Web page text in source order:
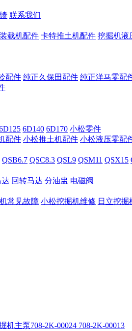
联系我们
载机配件 卡特推土机配件 挖掘机液
配件 纯正久保田配件 纯正洋马零配
6D140 6D170 小松零件
配件 小松推土机配件 小松液压零配
QSB6.7 QSC8.3 QSL9 QSM11 QSX15
回转马达 分油盅 电磁阀
常见故障 小松挖掘机维修 日立挖掘